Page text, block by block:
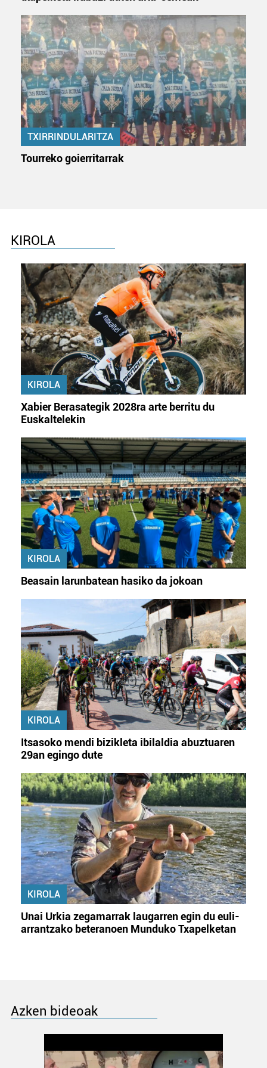
TXIRRINDULARITZA
Tourreko goierritarrak
KIROLA
KIROLA
Xabier Berasategik 2028ra arte berritu du
Euskaltelekin
KIROLA
Beasain larunbatean hasiko da jokoan
KIROLA
Itsasoko mendi bizikleta ibilaldia abuztuaren
29an egingo dute
KIROLA
Unai Urkia zegamarrak laugarren egin du euli-
arrantzako beteranoen Munduko Txapelketan
Azken bideoak